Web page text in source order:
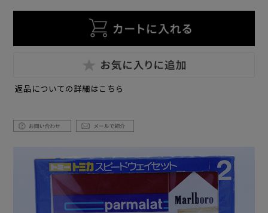
返品についての詳細はこちら